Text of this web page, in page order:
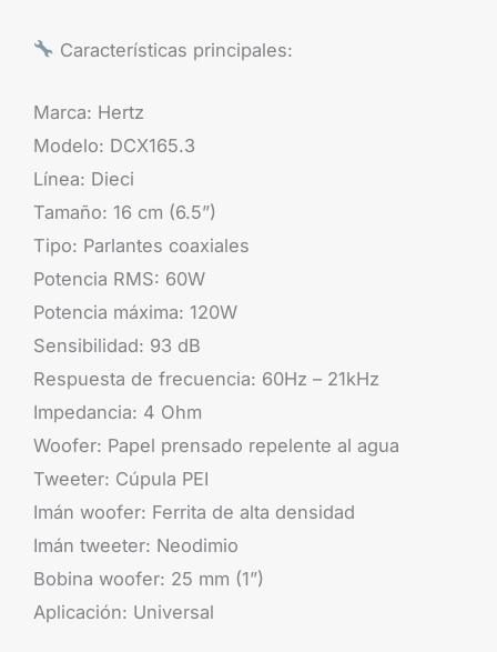
Características principales:
Marca: Hertz
Modelo: DCX165.3
Línea: Dieci
Tamaño: 16 cm (6.5”)
Tipo: Parlantes coaxiales
Potencia RMS: 60W
Potencia máxima: 120W
Sensibilidad: 93 dB
Respuesta de frecuencia: 60Hz – 21kHz
Impedancia: 4 Ohm
Woofer: Papel prensado repelente al agua
Tweeter: Cúpula PEI
Imán woofer: Ferrita de alta densidad
Imán tweeter: Neodimio
Bobina woofer: 25 mm (1”)
Aplicación: Universal